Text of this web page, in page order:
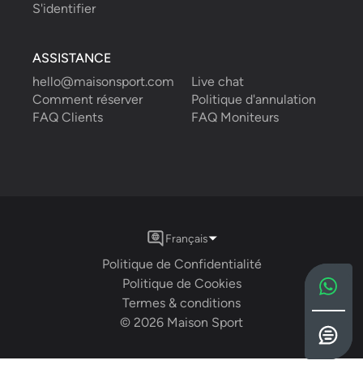
S'identifier
ASSISTANCE
hello@maisonsport.com
Live chat
Comment réserver
Politique d'annulation
FAQ Clients
FAQ Moniteurs
© 2026 Maison Sport
Termes & conditions
Politique de Cookies
Politique de Confidentialité
Français